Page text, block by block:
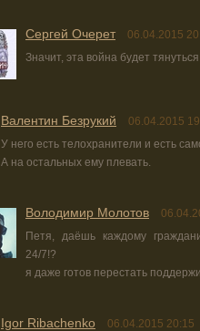
Сергей Очерет 06.04.2015
Значит, эта война будет
Валентин Безрукий 06.04.2015
У него есть телохранители и есть
А на остальных ему плевать.
Володимир Молотов
Петя, даёшь каждому
24/7!?
я даже готов перестать
Igor Ribachenko 06.04.2015 20:15